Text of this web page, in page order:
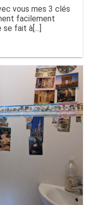
vous mes 3 clés
facilement
se fait à[...]